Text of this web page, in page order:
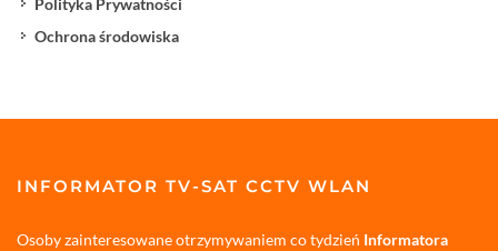
Polityka Prywatności
Ochrona środowiska
INFORMATOR TV-SAT CCTV WLAN
Osoby zainteresowane otrzymywaniem co tydzień Informatora